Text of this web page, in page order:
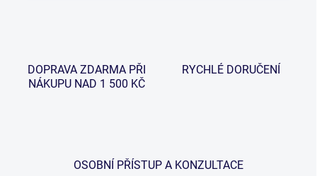
DOPRAVA ZDARMA PŘI
NÁKUPU NAD 1 500 KČ
RYCHLÉ DORUČENÍ
OSOBNÍ PŘÍSTUP A KONZULTACE